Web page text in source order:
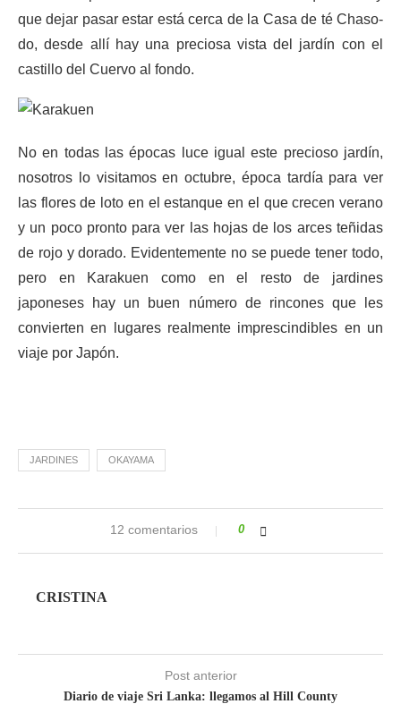
que dejar pasar estar está cerca de la Casa de té Chaso-
do, desde allí hay una preciosa vista del jardín con el
castillo del Cuervo al fondo.
No en todas las épocas luce igual este precioso jardín,
nosotros lo visitamos en octubre, época tardía para ver
las flores de loto en el estanque en el que crecen verano
y un poco pronto para ver las hojas de los arces teñidas
de rojo y dorado. Evidentemente no se puede tener todo,
pero en Karakuen como en el resto de jardines
japoneses hay un buen número de rincones que les
convierten en lugares realmente imprescindibles en un
viaje por Japón.
JARDINES OKAYAMA
12 comentarios 0
CRISTINA
Post anterior
Diario de viaje Sri Lanka: llegamos al Hill County